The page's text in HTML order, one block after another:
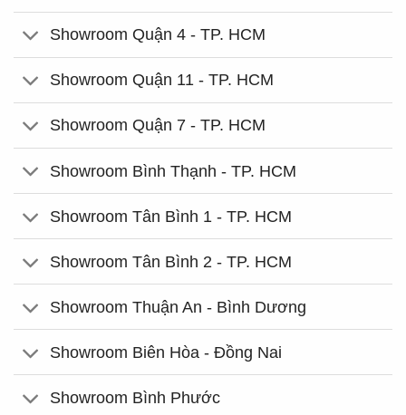
Showroom Quận 4 - TP. HCM
Showroom Quận 11 - TP. HCM
Showroom Quận 7 - TP. HCM
Showroom Bình Thạnh - TP. HCM
Showroom Tân Bình 1 - TP. HCM
Showroom Tân Bình 2 - TP. HCM
Showroom Thuận An - Bình Dương
Showroom Biên Hòa - Đồng Nai
Showroom Bình Phước